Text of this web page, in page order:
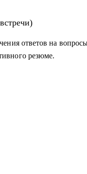
ответов на
резюме.